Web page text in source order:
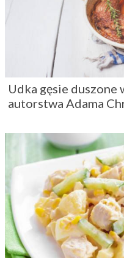
Udka gęsie duszone
autorstwa Adama